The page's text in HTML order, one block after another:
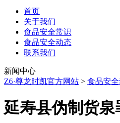
首页
关于我们
食品安全常识
食品安全动态
联系我们
新闻中心
Z6·尊龙时凯官方网站 > 食品安
延寿县伪制货泉